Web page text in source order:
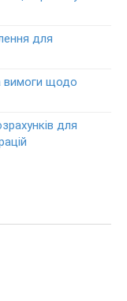
для
вимоги щодо
для